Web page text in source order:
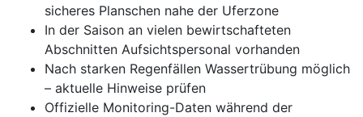
sicheres Planschen nahe der Uferzone
In der Saison an vielen bewirtschafteten
Abschnitten Aufsichtspersonal vorhanden
Nach starken Regenfällen Wassertrübung möglich
– aktuelle Hinweise prüfen
Offizielle Monitoring-Daten während der